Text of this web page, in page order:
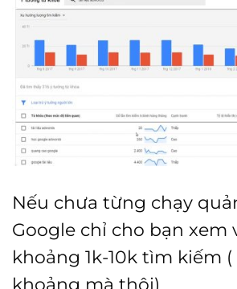
Nếu chưa từng chạy
Google chỉ cho bạn xem
khoảng 1k-10k tìm kiếm
khoảng mà thôi)